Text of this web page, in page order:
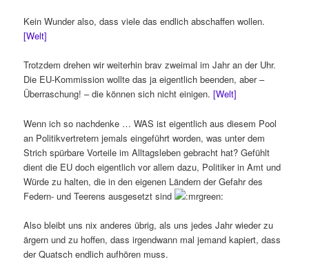
Kein Wunder also, dass viele das endlich abschaffen wollen.
[Welt]
Trotzdem drehen wir weiterhin brav zweimal im Jahr an der Uhr.
Die EU-Kommission wollte das ja eigentlich beenden, aber –
Überraschung! – die können sich nicht einigen.[Welt]
Wenn ich so nachdenke … WAS ist eigentlich aus diesem Pool
an Politikvertretern jemals eingeführt worden, was unter dem
Strich spürbare Vorteile im Alltagsleben gebracht hat? Gefühlt
dient die EU doch eigentlich vor allem dazu, Politiker in Amt und
Würde zu halten, die in den eigenen Ländern der Gefahr des
Federn- und Teerens ausgesetzt sind
Also bleibt uns nix anderes übrig, als uns jedes Jahr wieder zu
ärgern und zu hoffen, dass irgendwann mal jemand kapiert, dass
der Quatsch endlich aufhören muss.